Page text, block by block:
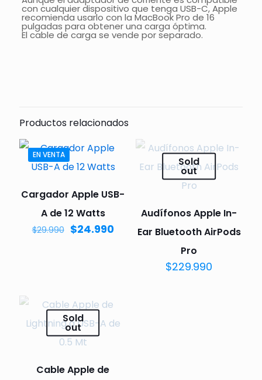
con cualquier dispositivo que tenga USB-C, Apple
recomienda usarlo con la MacBook Pro de 16
pulgadas para obtener una carga óptima.
El cable de carga se vende por separado.
Productos relacionados
EN VENTA
Cargador Apple USB-
A de 12 Watts
$29.990 $24.990
Sold
out
Audífonos Apple In-
Ear Bluetooth AirPods
Pro
$229.990
Sold
out
Cable Apple de